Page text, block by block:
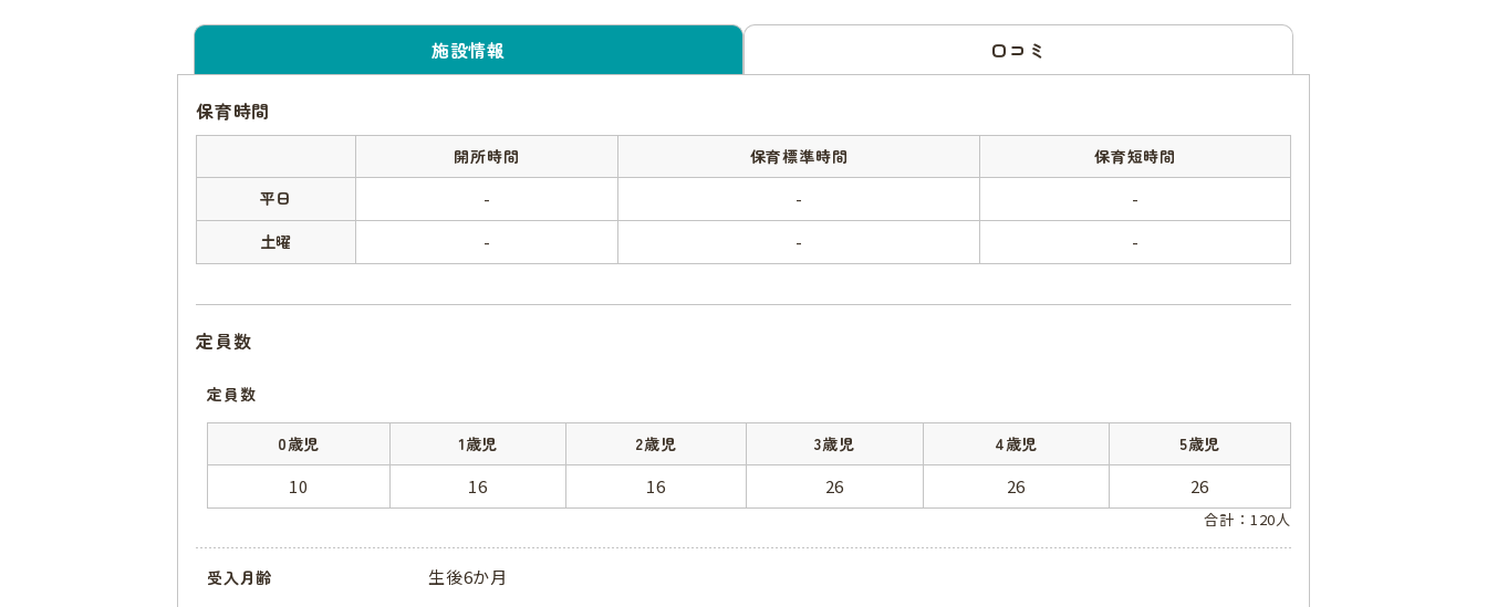
施設情報 口コミ
保育時間
開所時間 保育標準時間
保育短時間
平日
- - -
土曜 - - -
定員数
定員数
0歳児 1歳児 2歳児 3歳児 4歳児 5歳児
10 16 16 26 26 26
合計：120人
受入月齢 生後6か月